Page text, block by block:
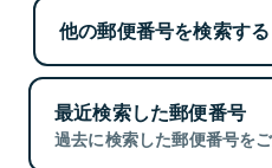
他の郵便番号を検索する
最近検索した郵便番号
過去に検索した郵便番号を